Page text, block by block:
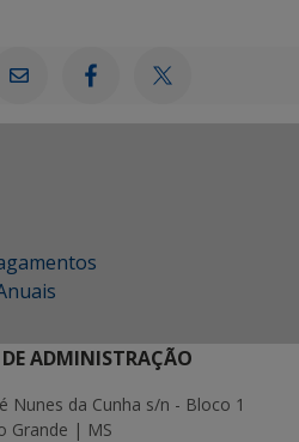
DE ADMINISTRAÇÃO
Nunes da Cunha s/n - Bloco 1
Grande | MS